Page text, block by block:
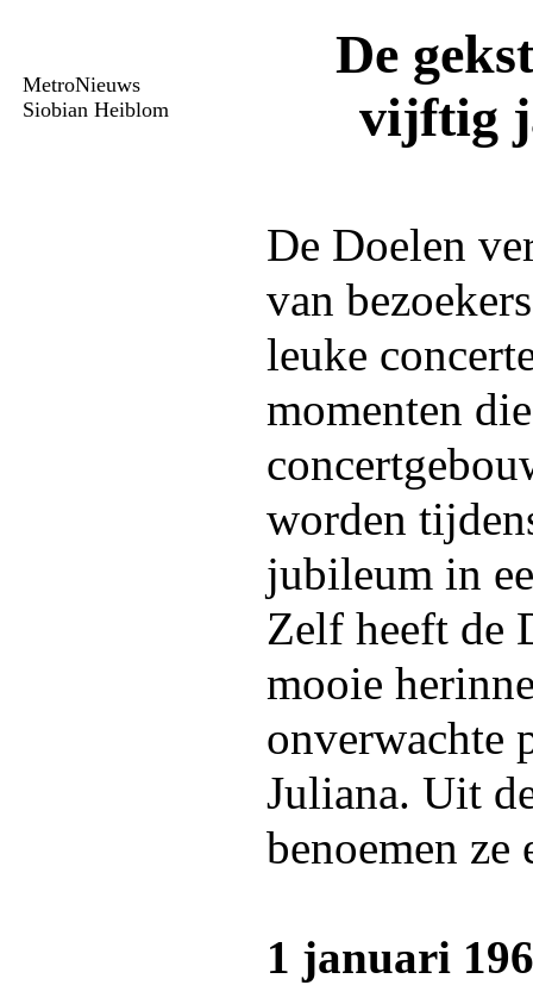
MetroNieuws
Siobian Heiblom
De
vijftig
De Doelen
van
leuke
momenten
worden
jubileum in
Zelf heeft de
mooie
onverwachte
Juliana. Uit
benoemen
1 januari